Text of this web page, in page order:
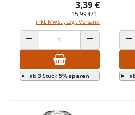
3,39 €
15,99 €/1 l
inkl. MwSt., zzgl. Versand
ANZAHL VERRINGERN ANZAHL
ab3Stück5% sparen